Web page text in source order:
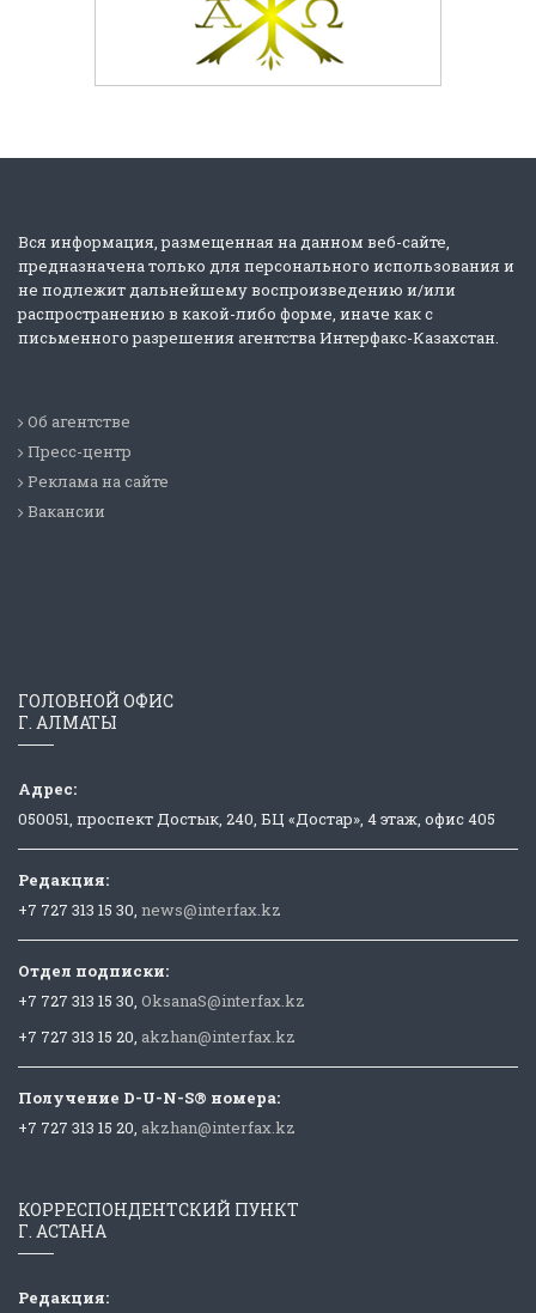
Вся информация, размещенная на данном веб-сайте,
предназначена только для персонального использования и
не подлежит дальнейшему воспроизведению и/или
распространению в какой-либо форме, иначе как с
письменного разрешения агентства Интерфакс-Казахстан.
Об агентстве
Пресс-центр
Реклама на сайте
Вакансии
ГОЛОВНОЙ ОФИС
Г. АЛМАТЫ
Адрес:
050051, проспект Достык, 240, БЦ «Достар», 4 этаж, офис 405
Редакция:
+7 727 313 15 30, news@interfax.kz
Отдел подписки:
+7 727 313 15 30, OksanaS@interfax.kz
+7 727 313 15 20, akzhan@interfax.kz
Получение D-U-N-S® номера:
+7 727 313 15 20, akzhan@interfax.kz
КОРРЕСПОНДЕНТСКИЙ ПУНКТ
Г. АСТАНА
Редакция: